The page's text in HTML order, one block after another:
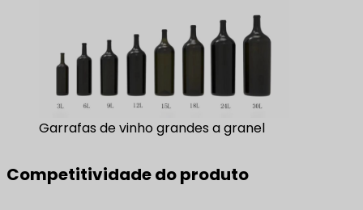
Garrafas de vinho grandes a granel
Competitividade do produto